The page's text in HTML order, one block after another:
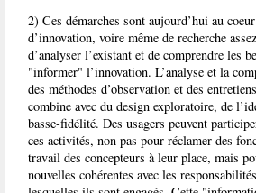
2) Ces démarches sont aujourd’hui au
d’innovation, voire même de recherche
d’analyser l’existant et de comprendre les
"informer" l’innovation. L’analyse et la
des méthodes d’observation et des
combine avec du design exploratoire, de
basse-fidélité. Des usagers peuvent
ces activités, non pas pour réclamer des
travail des concepteurs à leur place, mais
nouvelles cohérentes avec les